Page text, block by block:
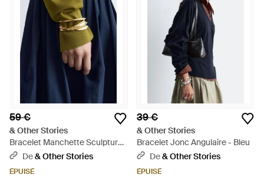
59 €
& Other Stories
Bracelet Manchette Sculptural
- Bleu
De& Other Stories
ÉPUISÉ
39 €
& Other Stories
Bracelet Jonc Angulaire - Bleu
De& Other Stories
ÉPUISÉ